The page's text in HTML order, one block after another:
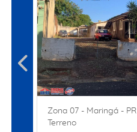
Zona 07 - Maringá - PR
Terreno